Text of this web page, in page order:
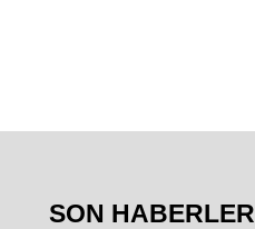
SON HABERLER